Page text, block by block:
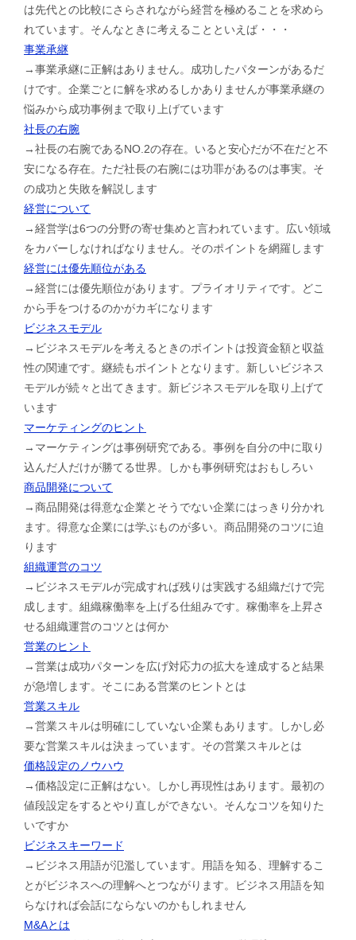
は先代との比較にさらされながら経営を極めることを求めら
れています。そんなときに考えることといえば・・・
事業承継
→事業承継に正解はありません。成功したパターンがあるだ
けです。企業ごとに解を求めるしかありませんが事業承継の
悩みから成功事例まで取り上げています
社長の右腕
→社長の右腕であるNO.2の存在。いると安心だが不在だと不
安になる存在。ただ社長の右腕には功罪があるのは事実。そ
の成功と失敗を解説します
経営について
→経営学は6つの分野の寄せ集めと言われています。広い領域
をカバーしなければなりません。そのポイントを網羅します
経営には優先順位がある
→経営には優先順位があります。プライオリティです。どこ
から手をつけるのかがカギになります
ビジネスモデル
→ビジネスモデルを考えるときのポイントは投資金額と収益
性の関連です。継続もポイントとなります。新しいビジネス
モデルが続々と出てきます。新ビジネスモデルを取り上げて
います
マーケティングのヒント
→マーケティングは事例研究である。事例を自分の中に取り
込んだ人だけが勝てる世界。しかも事例研究はおもしろい
商品開発について
→商品開発は得意な企業とそうでない企業にはっきり分かれ
ます。得意な企業には学ぶものが多い。商品開発のコツに迫
ります
組織運営のコツ
→ビジネスモデルが完成すれば残りは実践する組織だけで完
成します。組織稼働率を上げる仕組みです。稼働率を上昇さ
せる組織運営のコツとは何か
営業のヒント
→営業は成功パターンを広げ対応力の拡大を達成すると結果
が急増します。そこにある営業のヒントとは
営業スキル
→営業スキルは明確にしていない企業もあります。しかし必
要な営業スキルは決まっています。その営業スキルとは
価格設定のノウハウ
→価格設定に正解はない。しかし再現性はあります。最初の
値段設定をするとやり直しができない。そんなコツを知りた
いですか
ビジネスキーワード
→ビジネス用語が氾濫しています。用語を知る、理解するこ
とがビジネスへの理解へとつながります。ビジネス用語を知
らなければ会話にならないのかもしれません
M&Aとは